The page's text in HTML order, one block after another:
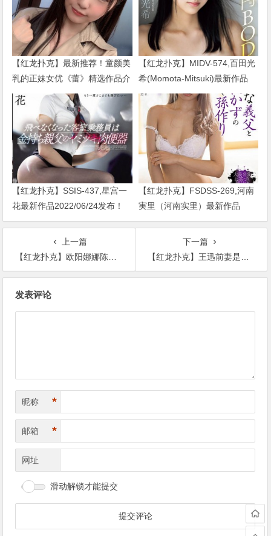
【红龙扑克】最新推荐！童颜美
乳的正妹女优《蕾》精选作品介
绍……
【红龙扑克】MIDV-574,百田光
希(Momota-Mitsuki)最新作品
2024/01/02发布！
【红龙扑克】SSIS-437,星宫一
花最新作品2022/06/24发布！
【红龙扑克】FSDSS-269,河南
実里（河南实里）最新作品
2021-08-26发布！
上一篇
【红龙扑克】欧阳娜娜陈飞宇谈过吗？两人关系究竟如何？
下一篇
【红龙扑克】王迅前妻是谁? 前妻魏臻照片流出被曝患癌去世?
发表评论
昵称 *
邮箱 *
网址
滑动解锁才能提交